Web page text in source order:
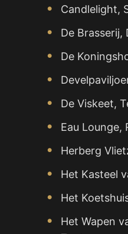
Candlelight,
De Brasserij,
De
De Viskeet,
Eau Lounge,
Herberg
Het Kasteel
Het
Het Wapen